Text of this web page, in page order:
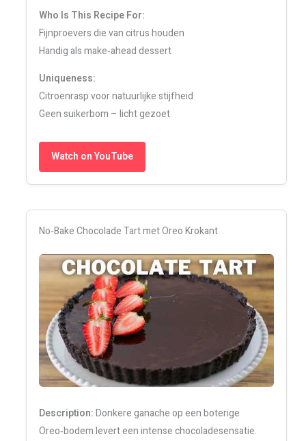
Who Is This Recipe For:
Fijnproevers die van citrus houden
Handig als make‑ahead dessert
Uniqueness:
Citroenrasp voor natuurlijke stijfheid
Geen suikerbom – licht gezoet
Watch on YouTube
No‑Bake Chocolade Tart met Oreo Krokant
Description:Donkere ganache op een boterige
Oreo‑bodem levert een intense chocoladesensatie.